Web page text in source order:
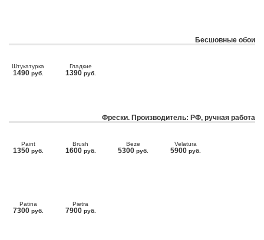
Бесшовные обои
Штукатурка
1490 руб.
Гладкие
1390 руб.
Фрески. Производитель: РФ, ручная работа
Paint
1350 руб.
Brush
1600 руб.
Beze
5300 руб.
Velatura
5900 руб.
Patina
7300 руб.
Pietra
7900 руб.